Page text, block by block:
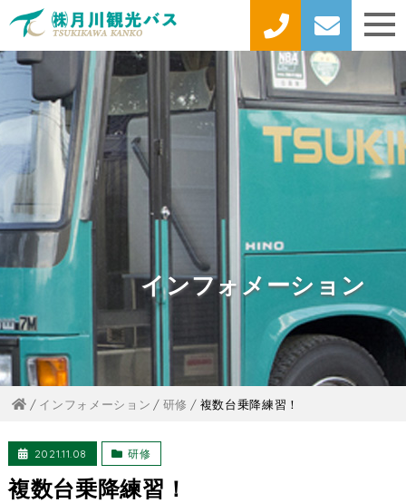
インフォメーション
インフォメーション 研修 複数台乗降練習！
2021.11.08 研修
複数台乗降練習！